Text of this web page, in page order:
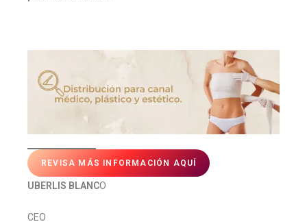
REVISA MÁS INFORMACIÓN AQUÍ
UBERLIS BLANCO
CEO